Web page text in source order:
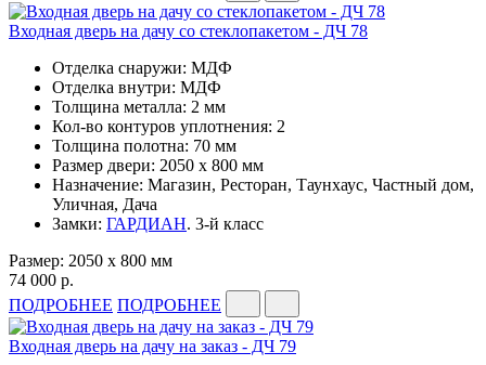
Входная дверь на дачу со стеклопакетом - ДЧ 78
Отделка снаружи: МДФ
Отделка внутри: МДФ
Толщина металла: 2 мм
Кол-во контуров уплотнения: 2
Толщина полотна: 70 мм
Размер двери: 2050 x 800 мм
Назначение: Магазин, Ресторан, Таунхаус, Частный дом,
Уличная, Дача
Замки: ГАРДИАН. 3-й класс
Размер: 2050 x 800 мм
74 000 р.
ПОДРОБНЕЕ ПОДРОБНЕЕ
Входная дверь на дачу на заказ - ДЧ 79